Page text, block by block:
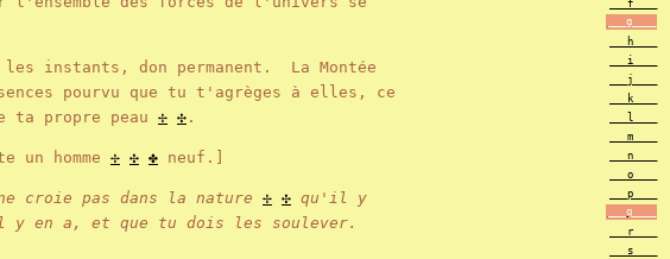
instants, don permanent. La Montée
pourvu que tu t'agrèges à elles, ce
propre peau ✢ ✣ .
homme ✢ ✣ ✤ neuf.]
croie pas dans la nature ✢ ✣ qu'il y
y en a, et que tu dois les soulever.
___f____
___g____
___h____
___i____
___j____
___k____
___m____
___n____
___o____
___p____
___q____
___r____
___s____